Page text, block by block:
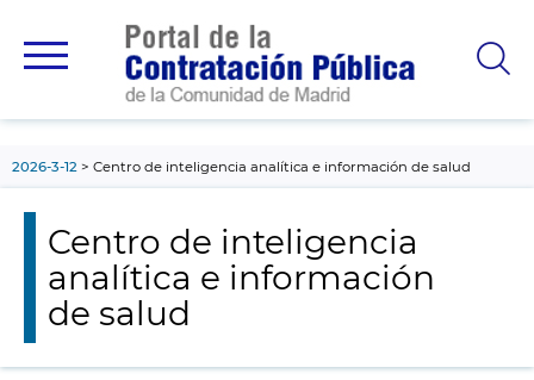
principal
2026-3-12 Centro de inteligencia analítica e información de salud
Centro de inteligencia
analítica e información
de salud